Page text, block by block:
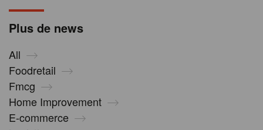
Plus de news
All
Foodretail
Fmcg
Home Improvement
E-commerce